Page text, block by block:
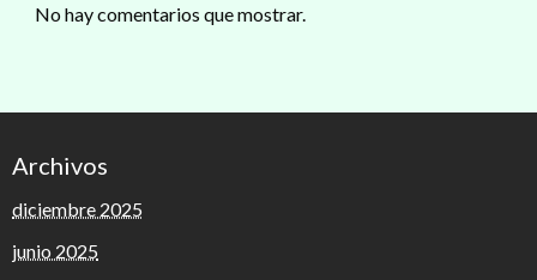
No hay comentarios que mostrar.
Archivos
diciembre 2025
junio 2025